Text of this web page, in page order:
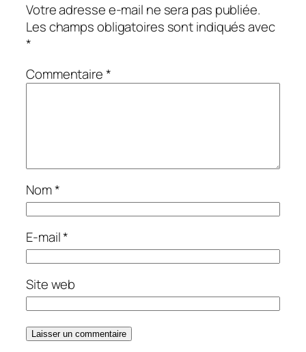
Votre adresse e-mail ne sera pas publiée.
Les champs obligatoires sont indiqués avec
*
Commentaire*
Nom*
E-mail*
Site web